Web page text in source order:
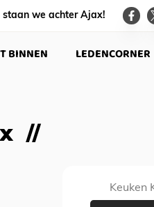
staan we achter Ajax!
BINNEN LEDENCORNER
Keuken